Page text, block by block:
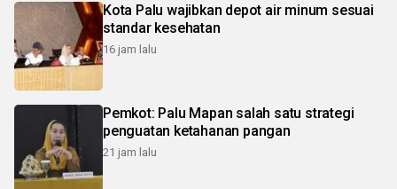
Kota Palu wajibkan depot air minum sesuai
standar kesehatan
16 jam lalu
Pemkot: Palu Mapan salah satu strategi
penguatan ketahanan pangan
21 jam lalu